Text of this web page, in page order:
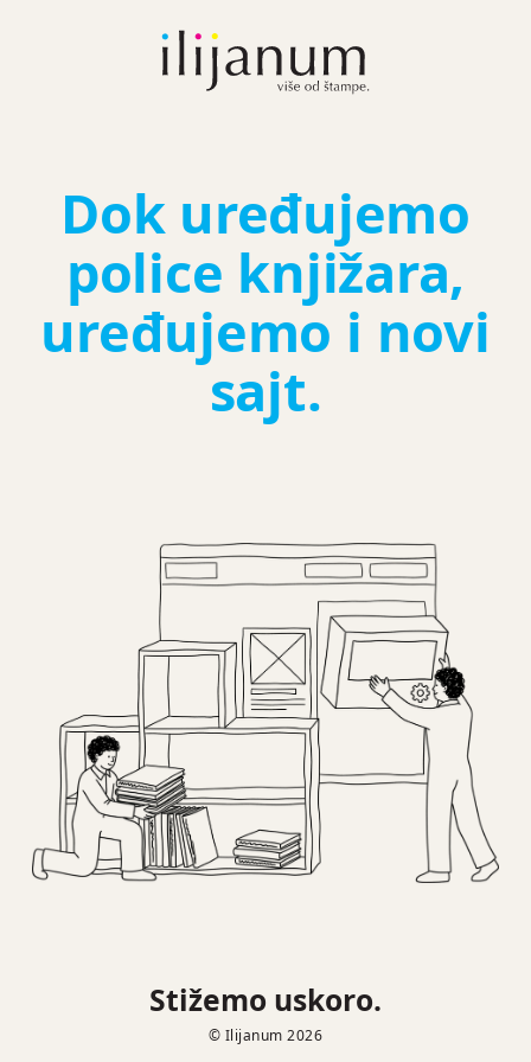
Dok uređujemo
police knjižara,
uređujemo i novi
sajt.
Stižemo uskoro.
© Ilijanum 2026